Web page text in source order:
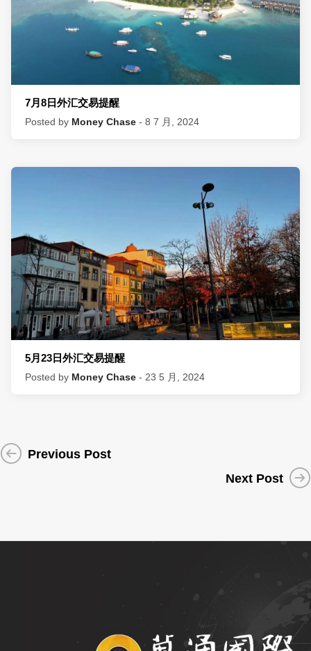
7月8日外汇交易提醒
Posted by Money Chase - 8 7 月, 2024
5月23日外汇交易提醒
Posted by Money Chase - 23 5 月, 2024
Previous Post
Next Post